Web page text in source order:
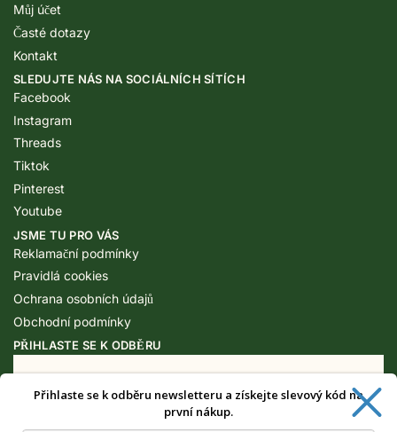
Můj účet
Časté dotazy
Kontakt
SLEDUJTE NÁS NA SOCIÁLNÍCH SÍTÍCH
Facebook
Instagram
Threads
Tiktok
Pinterest
Youtube
JSME TU PRO VÁS
Reklamační podmínky
Pravidlá cookies
Ochrana osobních údajů
Obchodní podmínky
PŘIHLASTE SE K ODBĚRU
Získejte speciální výhody pouze pro
odběratele newsletteru.
Přihlaste se k odběru newsletteru a získejte slevový kód na
první nákup.